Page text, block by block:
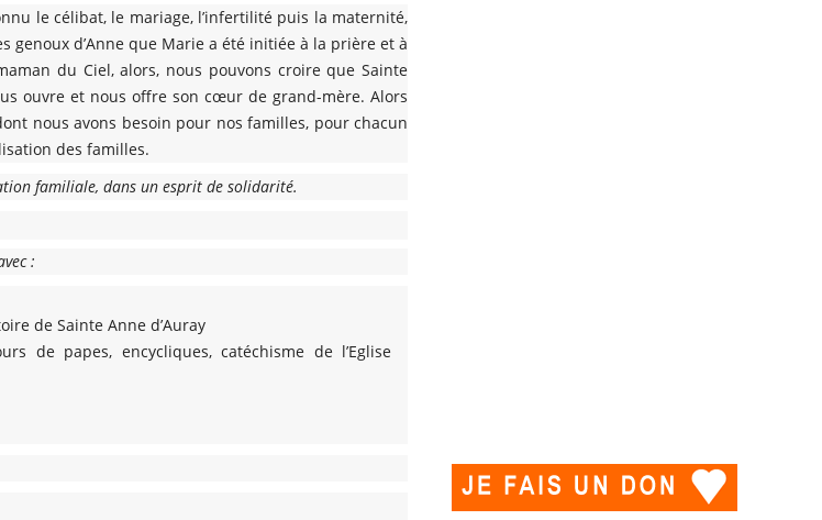
le célibat, le mariage, l’infertilité puis la maternité,
genoux d’Anne que Marie a été initiée à la prière et à
du Ciel, alors, nous pouvons croire que Sainte
ouvre et nous offre son cœur de grand-mère. Alors
nous avons besoin pour nos familles, pour chacun
des familles.
familiale, dans un esprit de solidarité.
:
de Sainte Anne d’Auray
de papes, encycliques, catéchisme de l’Eglise